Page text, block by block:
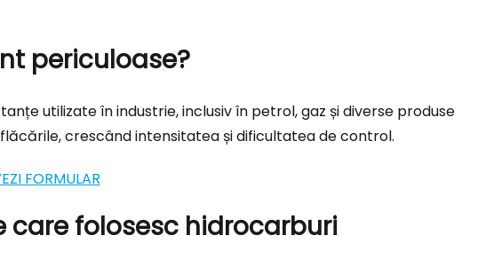
periculoase?
utilizate în industrie, inclusiv în petrol, gaz și diverse produse
crescând intensitatea și dificultatea de control.
FORMULAR
folosesc hidrocarburi